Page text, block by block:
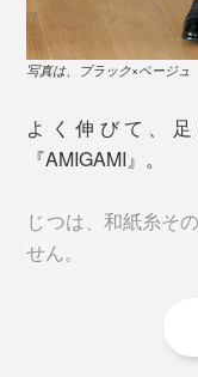
左から、新色のホワイト×
「美濃和紙」とい
ることで有名です。
和紙」ですが、『
水に強い和紙の糸
専用にすいた「
（切れ端）」に裂
写真は、ブラック×ベージュ
よく伸びて、
『AMIGAMI』。
じつは、和紙糸そ
せん。